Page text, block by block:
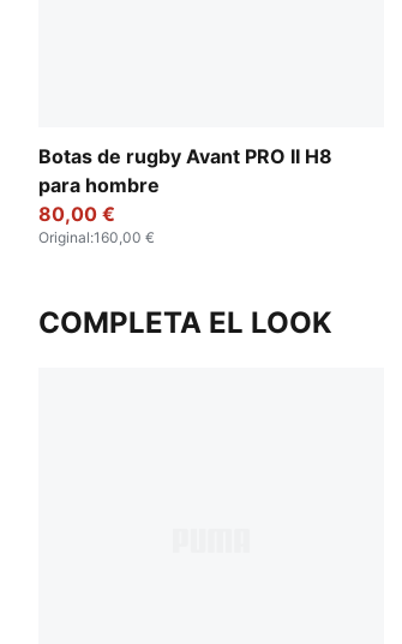
Botas de rugby Avant PRO II H8
para hombre
80,00 €
Original:160,00 €
COMPLETA EL LOOK